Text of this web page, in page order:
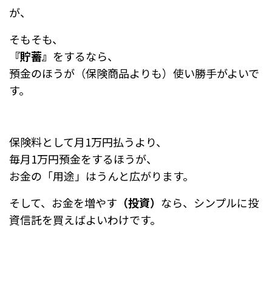
が、
そもそも、
『貯蓄』 をするなら、
預金のほうが（保険商品よりも）使い勝手がよいで
す。
保険料として月1万円払うより、
毎月1万円預金をするほうが、
お金の「用途」はうんと広がります。
そして、お金を増やす （投資） なら、シンプルに投
資信託を買えばよいわけです。